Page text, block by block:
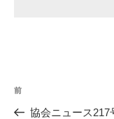
投
稿
過
去
前
協会ニュース217